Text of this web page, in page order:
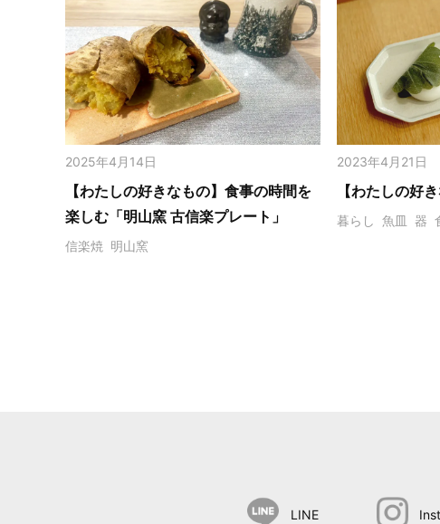
2025年4月14日
【わたしの好きなもの】食事の時間を
楽しむ「明山窯 古信楽プレート」
信楽焼 明山窯
2023年4月21日
【わたしの好
暮らし 魚皿 器
LINE